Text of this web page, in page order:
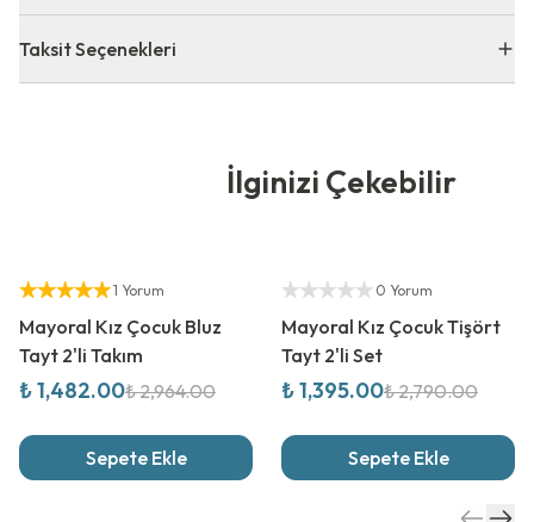
Taksit Seçenekleri
İlginizi Çekebilir
Yetkili Satıcı
1 Yorum
Mayoral Kız Çocuk Bluz
Tayt 2'li Takım
₺ 1,482.00₺ 2,964.00
Sepete Ekle
Yetkili Satıcı
0 Yorum
Mayoral Kız Çocuk Tişört
Tayt 2'li Set
₺ 1,395.00₺ 2,790.00
Sepete Ekle